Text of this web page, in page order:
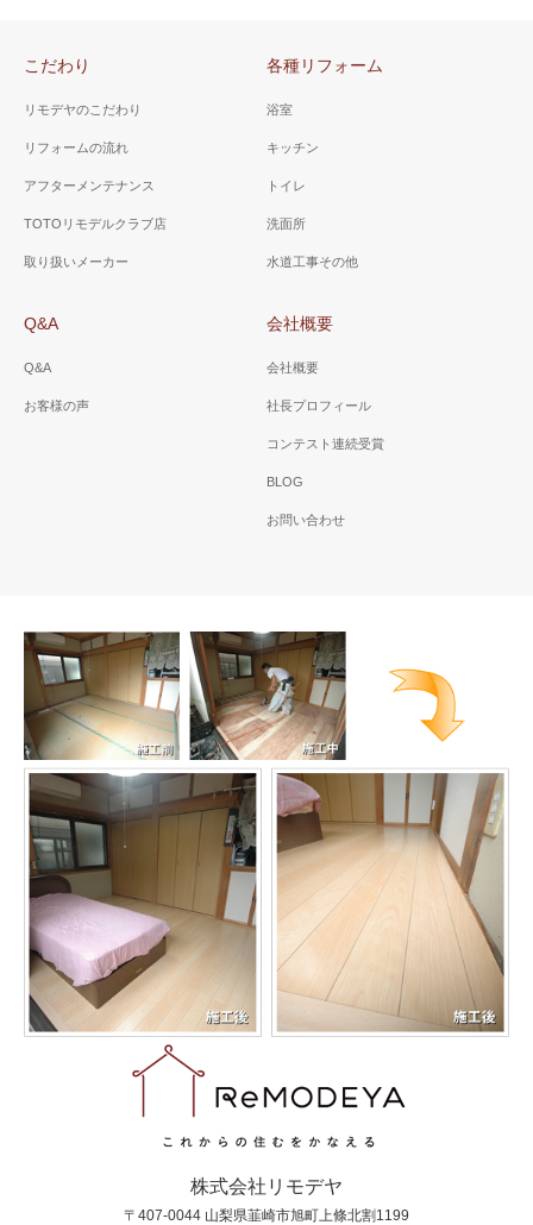
こだわり
リモデヤのこだわり
リフォームの流れ
アフターメンテナンス
TOTOリモデルクラブ店
取り扱いメーカー
各種リフォーム
浴室
キッチン
トイレ
洗面所
水道工事その他
Q&A
Q&A
お客様の声
会社概要
会社概要
社長プロフィール
コンテスト連続受賞
BLOG
お問い合わせ
株式会社リモデヤ
〒407-0044 山梨県韮崎市旭町上條北割1199